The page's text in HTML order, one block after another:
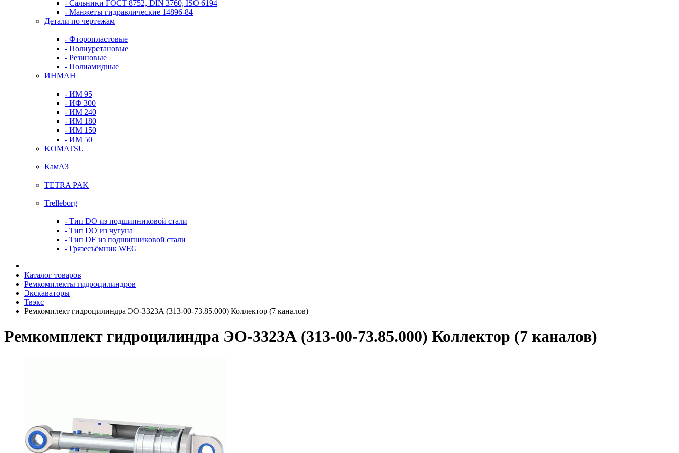
- Сальники ГОСТ 8752, DIN 3760, ISO 6194
- Манжеты гидравлические 14896-84
Детали по чертежам
- Фторопластовые
- Полиуретановые
- Резиновые
- Полиамидные
ИНМАН
- ИМ 95
- ИФ 300
- ИМ 240
- ИМ 180
- ИМ 150
- ИМ 50
KOMATSU
КамАЗ
TETRA PAK
Trelleborg
- Тип DO из подшипниковой стали
- Тип DO из чугуна
- Тип DF из подшипниковой стали
- Грязесъёмник WEG
Каталог товаров
Ремкомплекты гидроцилиндров
Экскаваторы
Твэкс
Ремкомплект гидроцилиндра ЭО-3323А (313-00-73.85.000) Коллектор (7 каналов)
Ремкомплект гидроцилиндра ЭО-3323А (313-00-73.85.000) Коллектор (7 каналов)